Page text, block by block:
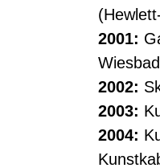
2001:
2002:
2003:
2004: